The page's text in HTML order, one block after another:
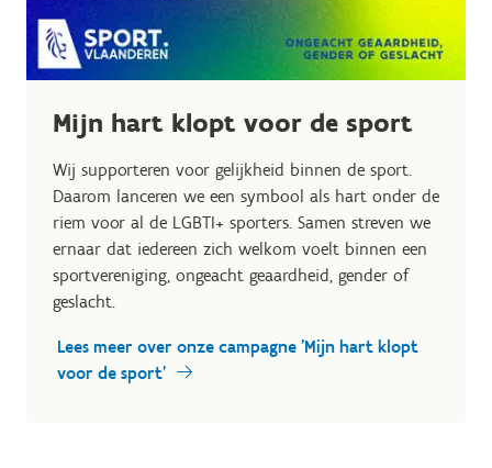
Mijn hart klopt voor de sport
Wij supporteren voor gelijkheid binnen de sport.
Daarom lanceren we een symbool als hart onder de
riem voor al de LGBTI+ sporters. Samen streven we
ernaar dat iedereen zich welkom voelt binnen een
sportvereniging, ongeacht geaardheid, gender of
geslacht.
Lees meer over onze campagne 'Mijn hart klopt
voor de sport'